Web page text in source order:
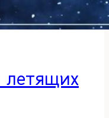
летящих